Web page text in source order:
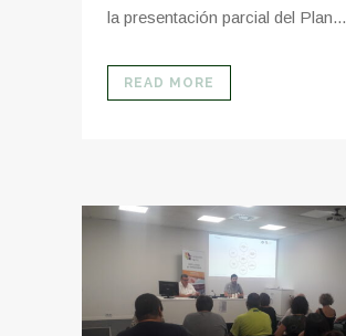
la presentación parcial del Plan...
READ MORE